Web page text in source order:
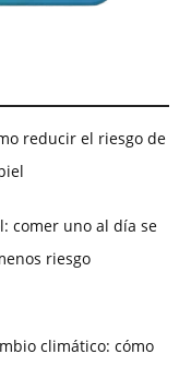
reducir el riesgo de
comer uno al día se
riesgo
climático: cómo